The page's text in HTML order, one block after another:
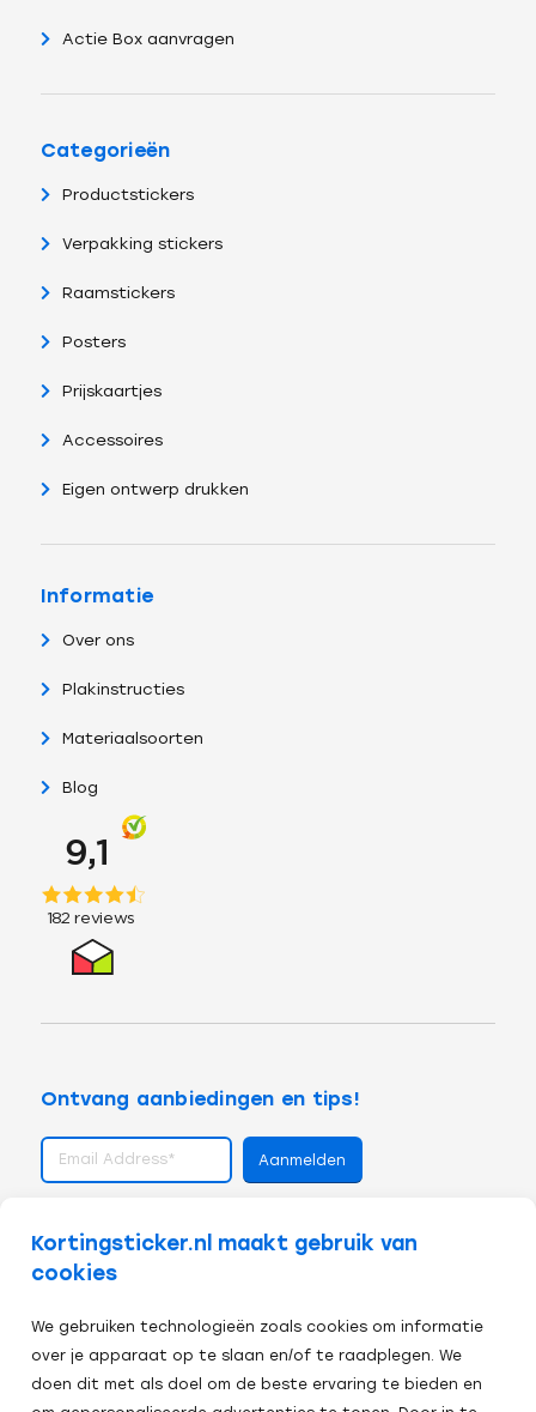
Kortingsticker.nl maakt gebruik van
cookies
We gebruiken technologieën zoals cookies om informatie
over je apparaat op te slaan en/of te raadplegen. We
doen dit met als doel om de beste ervaring te bieden en
Actie Box aanvragen
Categorieën
Productstickers
Verpakking stickers
Raamstickers
Posters
Prijskaartjes
Accessoires
Eigen ontwerp drukken
Informatie
Over ons
Plakinstructies
Materiaalsoorten
Blog
Ontvang aanbiedingen en tips!